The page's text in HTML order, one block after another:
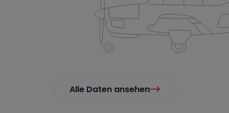
Alle Daten ansehen